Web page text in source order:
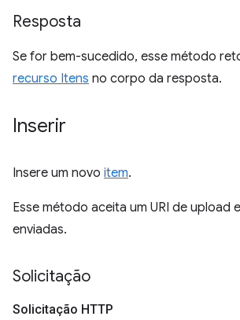
Resposta
Se for bem-sucedido, esse método
recurso Itens no corpo da resposta.
Inserir
Insere um novo item.
Esse método aceita um URI de upload
enviadas.
Solicitação
Solicitação HTTP